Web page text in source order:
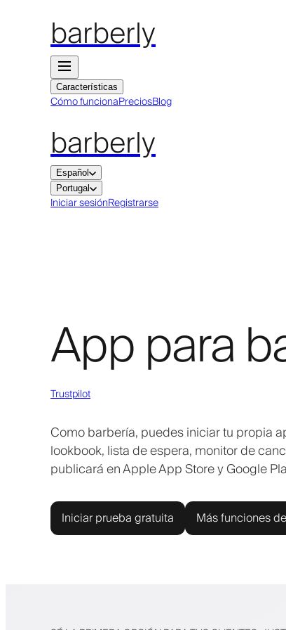
barberly
Características
Cómo funcionaPreciosBlog
barberly
Español
Portugal
Iniciar sesiónRegistrarse
App para
Trustpilot
Como barbería, puedes iniciar tu propia
lookbook, lista de espera, monitor de
publicará en Apple App Store y Google
Iniciar prueba gratuita Más funciones